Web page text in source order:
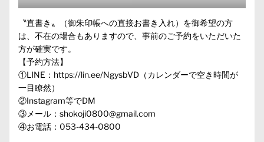
〝直書き〟（御朱印帳への直接お書き入れ）を御希望の方
は、不在の場合もありますので、事前のご予約をいただいた
方が確実です。
【予約方法】
①LINE： https://lin.ee/NgysbVD （カレンダーで空き時間が
一目瞭然）
②Instagram等でDM
③メール：shokoji0800@gmail.com
④お電話：053-434-0800